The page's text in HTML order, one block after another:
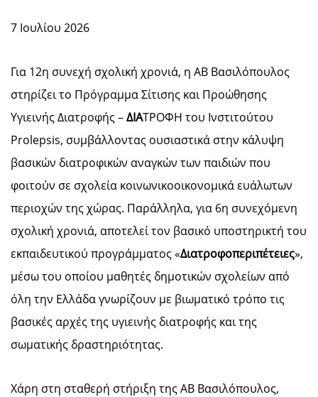
7 Ιουλίου 2026
Για 12η συνεχή σχολική χρονιά, η ΑΒ Βασιλόπουλος
στηρίζει το Πρόγραμμα Σίτισης και Προώθησης
Υγιεινής Διατροφής –ΔΙΑΤΡΟΦΗ του Ινστιτούτου
Prolepsis, συμβάλλοντας ουσιαστικά στην κάλυψη
βασικών διατροφικών αναγκών των παιδιών που
φοιτούν σε σχολεία κοινωνικοοικονομικά ευάλωτων
περιοχών της χώρας. Παράλληλα, για 6η συνεχόμενη
σχολική χρονιά, αποτελεί τον βασικό υποστηρικτή του
εκπαιδευτικού προγράμματος «Διατροφοπεριπέτειες»,
μέσω του οποίου μαθητές δημοτικών σχολείων από
όλη την Ελλάδα γνωρίζουν με βιωματικό τρόπο τις
βασικές αρχές της υγιεινής διατροφής και της
σωματικής δραστηριότητας.
Χάρη στη σταθερή στήριξη της ΑΒ Βασιλόπουλος,